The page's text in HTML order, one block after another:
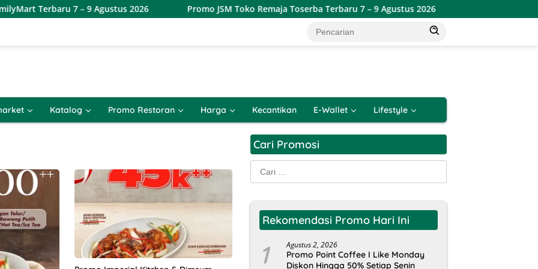
Terbaru 7 – 9 Agustus 2026 Promo JSM Toko Remaja Toserba Terbaru 7 – 9 Agustus 2026
Katalog Promo Restoran Harga Kecantikan E-Wallet Lifestyle
Cari Promosi
Cari
untuk:
Rekomendasi Promo Hari Ini
1 Agustus 2, 2026
Promo Point Coffee I Like Monday
Diskon Hingga 50% Setiap Senin